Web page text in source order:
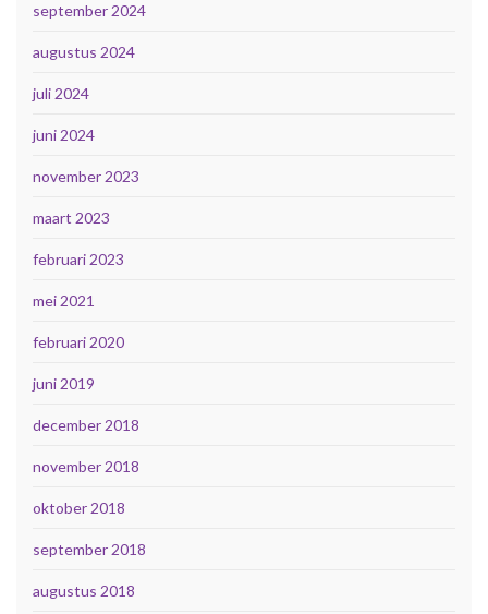
september 2024
augustus 2024
juli 2024
juni 2024
november 2023
maart 2023
februari 2023
mei 2021
februari 2020
juni 2019
december 2018
november 2018
oktober 2018
september 2018
augustus 2018